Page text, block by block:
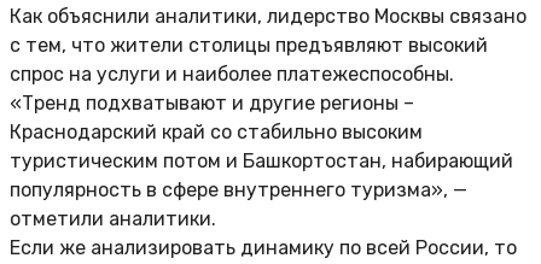
Как объяснили аналитики, лидерство Москвы связано
с тем, что жители столицы предъявляют высокий
спрос на услуги и наиболее платежеспособны.
«Тренд подхватывают и другие регионы –
Краснодарский край со стабильно высоким
туристическим потом и Башкортостан, набирающий
популярность в сфере внутреннего туризма», —
отметили аналитики.
Если же анализировать динамику по всей России, то